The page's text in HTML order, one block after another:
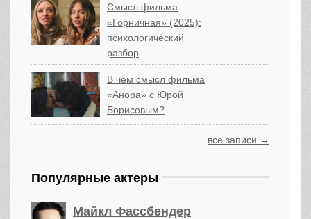
Смысл фильма
«Горничная» (2025):
психологический
разбор
В чем смысл фильма
«Анора» с Юрой
Борисовым?
все записи →
Популярные актеры
Майкл Фассбендер